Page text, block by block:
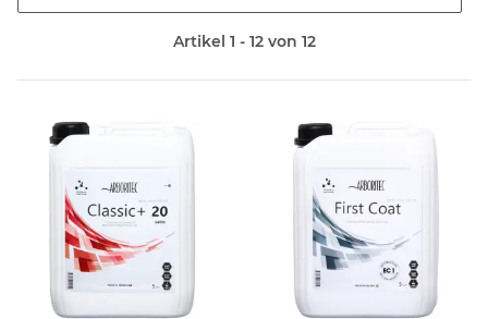
Artikel 1 - 12 von 12